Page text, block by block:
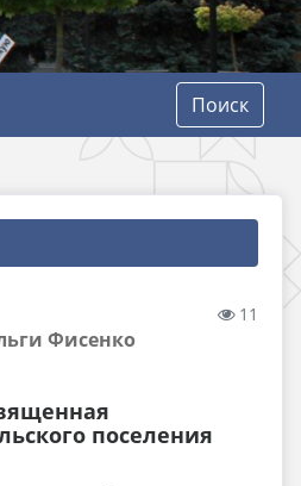
Поиск
11
Фисенко
поселения